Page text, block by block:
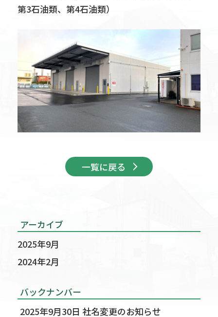
第3石油類、第4石油類）
一覧に戻る
アーカイブ
2025年9月
2024年2月
バックナンバー
2025年9月30日 社名変更のお知らせ